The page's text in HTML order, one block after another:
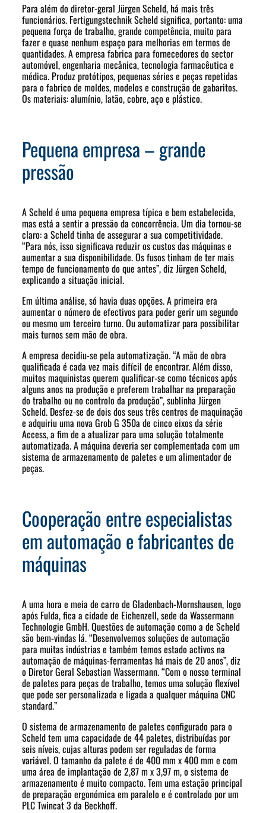
Para além do diretor-geral Jürgen Scheld, há mais três
funcionários. Fertigungstechnik Scheld significa, portanto: uma
pequena força de trabalho, grande competência, muito para
fazer e quase nenhum espaço para melhorias em termos de
quantidades. A empresa fabrica para fornecedores do sector
automóvel, engenharia mecânica, tecnologia farmacêutica e
médica. Produz protótipos, pequenas séries e peças repetidas
para o fabrico de moldes, modelos e construção de gabaritos.
Os materiais: alumínio, latão, cobre, aço e plástico.
Pequena empresa – grande
pressão
A Scheld é uma pequena empresa típica e bem estabelecida,
mas está a sentir a pressão da concorrência. Um dia tornou-se
claro: a Scheld tinha de assegurar a sua competitividade.
“Para nós, isso significava reduzir os custos das máquinas e
aumentar a sua disponibilidade. Os fusos tinham de ter mais
tempo de funcionamento do que antes”, diz Jürgen Scheld,
explicando a situação inicial.
Em última análise, só havia duas opções. A primeira era
aumentar o número de efectivos para poder gerir um segundo
ou mesmo um terceiro turno. Ou automatizar para possibilitar
mais turnos sem mão de obra.
A empresa decidiu-se pela automatização. “A mão de obra
qualificada é cada vez mais difícil de encontrar. Além disso,
muitos maquinistas querem qualificar-se como técnicos após
alguns anos na produção e preferem trabalhar na preparação
do trabalho ou no controlo da produção”, sublinha Jürgen
Scheld. Desfez-se de dois dos seus três centros de maquinação
e adquiriu uma nova Grob G 350a de cinco eixos da série
Access, a fim de a atualizar para uma solução totalmente
automatizada. A máquina deveria ser complementada com um
sistema de armazenamento de paletes e um alimentador de
peças.
Cooperação entre especialistas
em automação e fabricantes de
máquinas
A uma hora e meia de carro de Gladenbach-Mornshausen, logo
após Fulda, fica a cidade de Eichenzell, sede da Wassermann
Technologie GmbH. Questões de automação como a de Scheld
são bem-vindas lá. “Desenvolvemos soluções de automação
para muitas indústrias e também temos estado activos na
automação de máquinas-ferramentas há mais de 20 anos”, diz
o Diretor Geral Sebastian Wassermann. “Com o nosso terminal
de paletes para peças de trabalho, temos uma solução flexível
que pode ser personalizada e ligada a qualquer máquina CNC
standard.”
O sistema de armazenamento de paletes configurado para o
Scheld tem uma capacidade de 44 paletes, distribuídas por
seis níveis, cujas alturas podem ser reguladas de forma
variável. O tamanho da palete é de 400 mm x 400 mm e com
uma área de implantação de 2,87 m x 3,97 m, o sistema de
armazenamento é muito compacto. Tem uma estação principal
de preparação ergonómica em paralelo e é controlado por um
PLC Twincat 3 da Beckhoff.